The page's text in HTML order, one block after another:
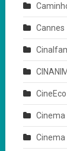
Cannes
CineEco
Cinema